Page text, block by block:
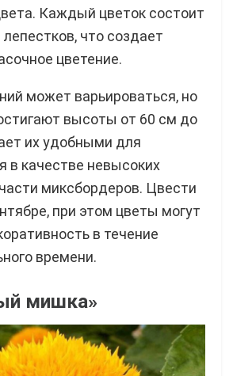
Каждый цветок состоит
что создает
цветение.
может варьироваться, но
высоты от 60 см до
их удобными для
в качестве невысоких
миксбордеров. Цвести
при этом цветы могут
в течение
времени.
мишка»